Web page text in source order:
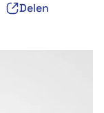
Delen